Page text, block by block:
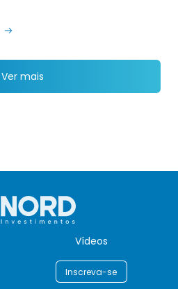
Ver mais
Vídeos
Inscreva-se